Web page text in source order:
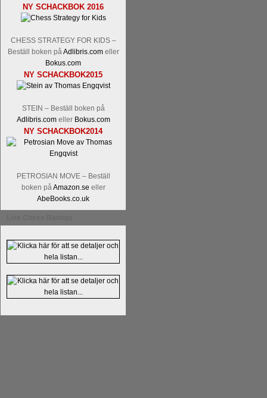
NY SCHACKBOK 2016
CHESS STRATEGY FOR KIDS –
Beställ boken på Adlibris.comeller
Bokus.com
NY SCHACKBOK2015
STEIN – Beställ boken på
Adlibris.comeller Bokus.com
NY SCHACKBOK2014
PETROSIAN MOVE – Beställ
boken på Amazon.se eller
AbeBooks.co.uk